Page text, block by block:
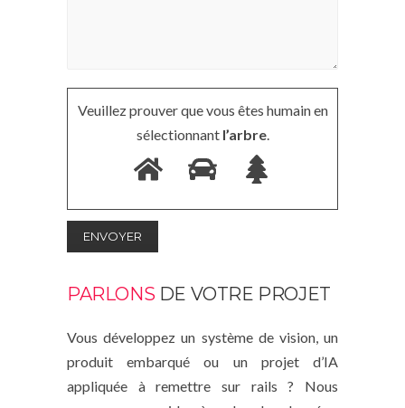
Veuillez prouver que vous êtes humain en
sélectionnantl’arbre.
PARLONS DE VOTRE PROJET
Vous développez un système de vision, un
produit embarqué ou un projet d’IA
appliquée à remettre sur rails ? Nous